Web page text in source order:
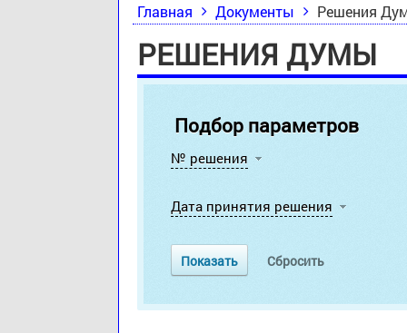
Главная Документы Решения
РЕШЕНИЯ ДУМЫ
Подбор параметров
№ решения
Дата принятия решения